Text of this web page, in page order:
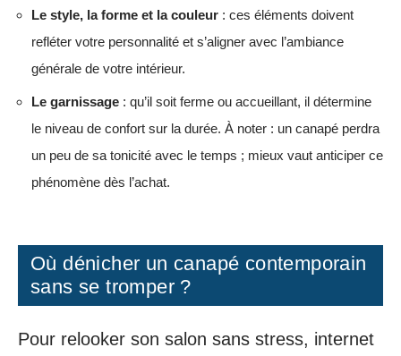
Le style, la forme et la couleur : ces éléments doivent
refléter votre personnalité et s’aligner avec l’ambiance
générale de votre intérieur.
Le garnissage : qu’il soit ferme ou accueillant, il détermine
le niveau de confort sur la durée. À noter : un canapé perdra
un peu de sa tonicité avec le temps ; mieux vaut anticiper ce
phénomène dès l’achat.
Où dénicher un canapé contemporain
sans se tromper ?
Pour relooker son salon sans stress, internet